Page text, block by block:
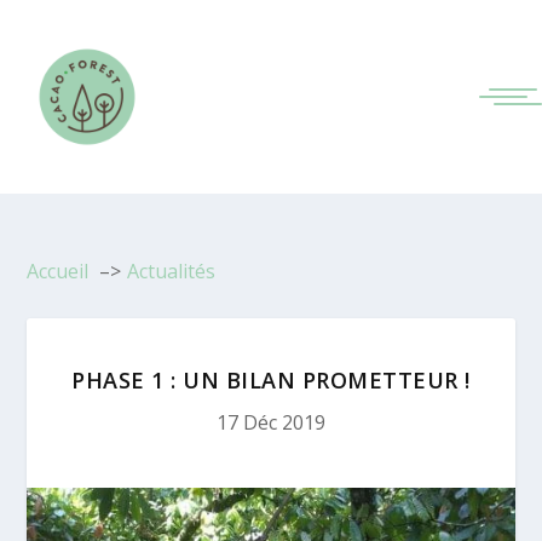
Accueil Actualités
PHASE 1 : UN BILAN PROMETTEUR !
17 Déc 2019